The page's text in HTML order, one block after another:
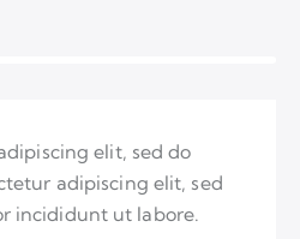
elit, sed do
adipiscing elit, sed
incididunt ut labore.